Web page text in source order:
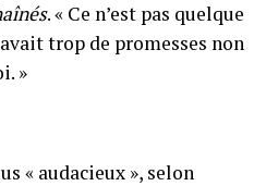
. « Ce n’est pas quelque
trop de promesses non
»
« audacieux », selon